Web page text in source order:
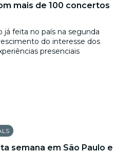
mais de 100 concertos
feita no país na segunda
do interesse dos
presenciais
semana em São Paulo e